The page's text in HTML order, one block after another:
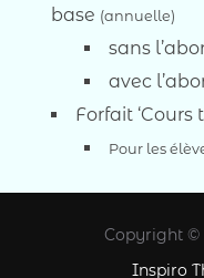
base (annuelle)
sans
avec
Forfait ‘Cours
Pour les
Copyright ©
Inspiro